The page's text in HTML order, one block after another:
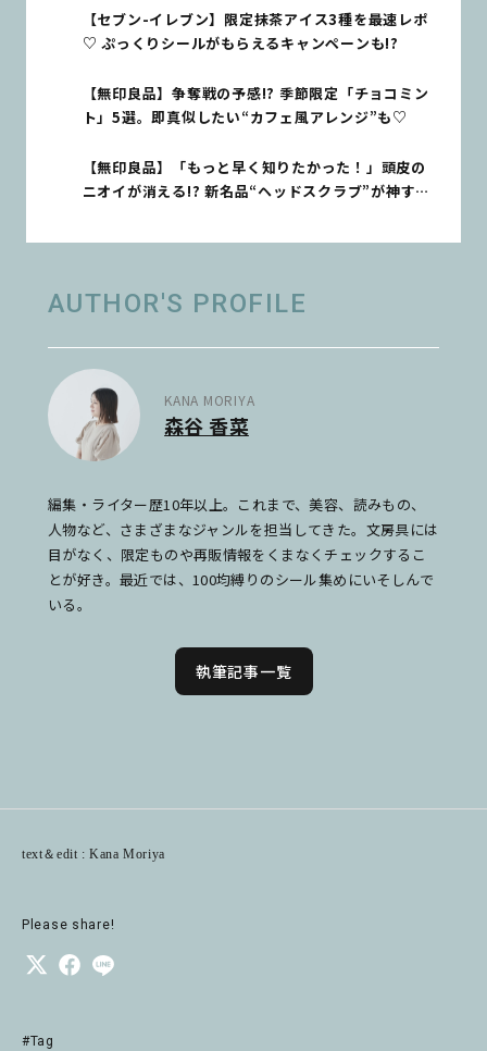
【セブン-イレブン】限定抹茶アイス3種を最速レポ
♡ ぷっくりシールがもらえるキャンペーンも!?
【無印良品】争奪戦の予感!? 季節限定「チョコミン
ト」5選。即真似したい“カフェ風アレンジ”も♡
【無印良品】「もっと早く知りたかった！」頭皮の
ニオイが消える!? 新名品“ヘッドスクラブ”が神すぎ
AUTHOR'S PROFILE
KANA MORIYA
森谷 香菜
編集・ライター歴10年以上。これまで、美容、読みもの、
人物など、さまざまなジャンルを担当してきた。文房具には
目がなく、限定ものや再販情報をくまなくチェックするこ
とが好き。最近では、100均縛りのシール集めにいそしんで
いる。
執筆記事一覧
text＆edit : Kana Moriya
Please share!
#Tag